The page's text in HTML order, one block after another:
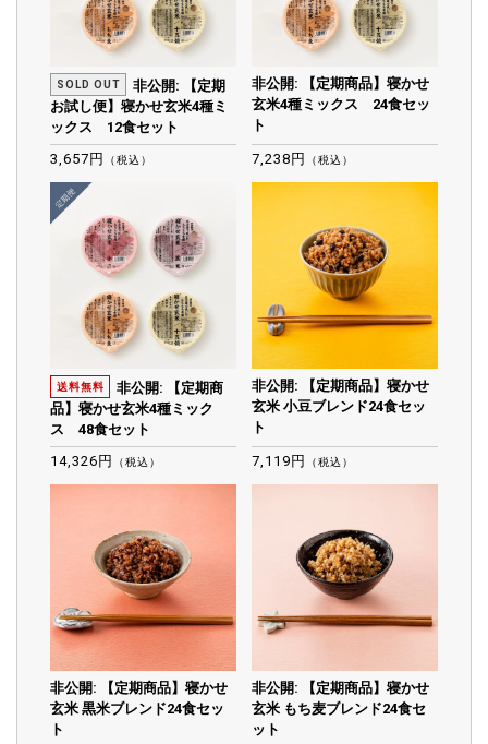
SOLD OUT
非公開: 【定期
お試し便】寝かせ玄米4種ミ
ックス 12食セット
3,657円
（税込）
非公開: 【定期商品】寝かせ
玄米4種ミックス 24食セッ
ト
7,238円 （税込）
送料無料
非公開: 【定期商
品】寝かせ玄米4種ミック
ス 48食セット
14,326円
（税込）
非公開: 【定期商品】寝かせ
玄米 小豆ブレンド24食セッ
ト
7,119円 （税込）
非公開: 【定期商品】寝かせ
玄米 黒米ブレンド24食セッ
ト
非公開: 【定期商品】寝かせ
玄米 もち麦ブレンド24食セ
ット